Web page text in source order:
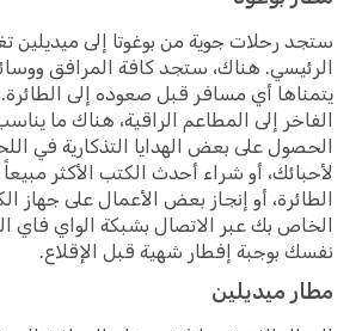
ستجد رحلات جوية من بوغوتا إلى ميديلين
الرئيسي. هناك، ستجد كافة المرافق
يتمناها أي مسافر قبل صعوده إلى
الفاخر إلى المطاعم الراقية، هناك ما
الحصول على بعض الهدايا التذكارية في
لأحبائك، أو شراء أحدث الكتب الأكثر
الطائرة، أو إنجاز بعض الأعمال على جهاز
الخاص بك عبر الاتصال بشبكة الواي فاي
نفسك بوجبة إفطار شهية قبل الإقلاع.
مطار ميديلين